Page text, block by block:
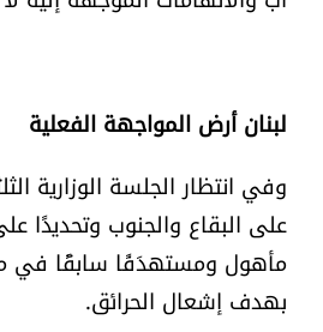
لبنان أرض المواجهة الفعلية
وفي انتظار الجلسة الوزارية
على البقاع والجنوب وتحديدًا
مأهول ومستهدَفًا سابقًا في
بهدف إشعال الحرائق.